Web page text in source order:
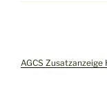
AGCS